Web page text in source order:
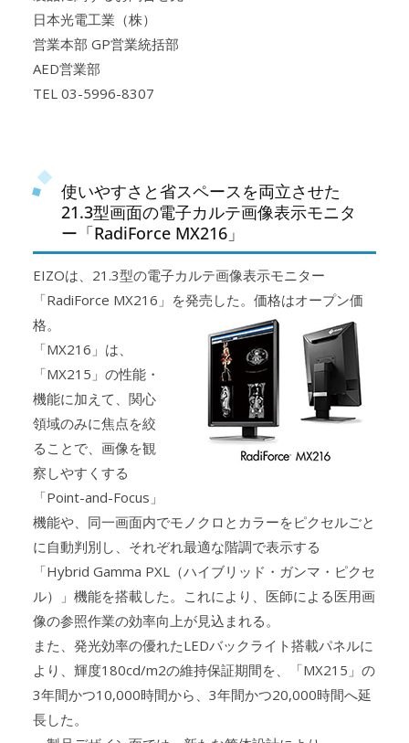
日本光電工業（株）
営業本部 GP営業統括部
AED営業部
TEL 03-5996-8307
使いやすさと省スペースを両立させた
21.3型画面の電子カルテ画像表示モニタ
ー「RadiForce MX216」
EIZOは、21.3型の電子カルテ画像表示モニター
「RadiForce MX216」を発売した。価格はオープン価
格。
「MX216」は、
「MX215」の性能・
機能に加えて、関心
領域のみに焦点を絞
ることで、画像を観
察しやすくする
「Point-and-Focus」
機能や、同一画面内でモノクロとカラーをピクセルごと
に自動判別し、それぞれ最適な階調で表示する
「Hybrid Gamma PXL（ハイブリッド・ガンマ・ピクセ
ル）」機能を搭載した。これにより、医師による医用画
像の参照作業の効率向上が見込まれる。
また、発光効率の優れたLEDバックライト搭載パネルに
より、輝度180cd/m2の維持保証期間を、「MX215」の
3年間かつ10,000時間から、3年間かつ20,000時間へ延
長した。